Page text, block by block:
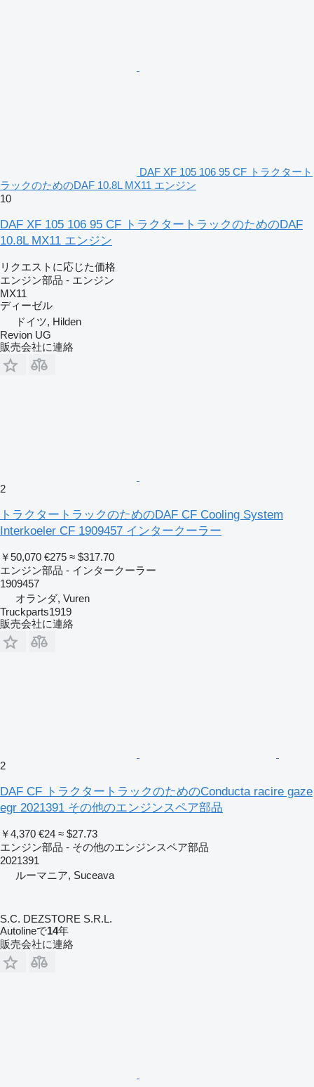
DAF XF 105 106 95 CF トラクタート
ラックのためのDAF 10.8L MX11 エンジン
10
DAF XF 105 106 95 CF トラクタートラックのためのDAF
10.8L MX11 エンジン
リクエストに応じた価格
エンジン部品 - エンジン
MX11
ディーゼル
ドイツ, Hilden
Revion UG
販売会社に連絡
2
トラクタートラックのためのDAF CF Cooling System
Interkoeler CF 1909457 インタークーラー
￥50,070 €275 ≈ $317.70
エンジン部品 - インタークーラー
1909457
オランダ, Vuren
Truckparts1919
販売会社に連絡
2
DAF CF トラクタートラックのためのConducta racire gaze
egr 2021391 その他のエンジンスペア部品
￥4,370 €24 ≈ $27.73
エンジン部品 - その他のエンジンスペア部品
2021391
ルーマニア, Suceava
S.C. DEZSTORE S.R.L.
Autolineで14年
販売会社に連絡